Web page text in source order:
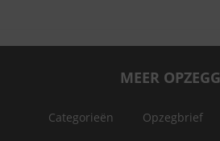
MEER
Categorieën Opzegbrief